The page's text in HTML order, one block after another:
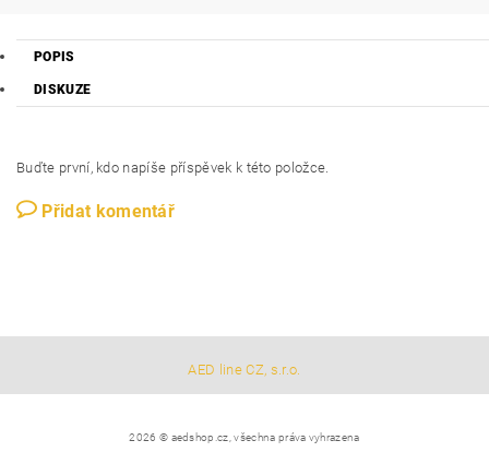
POPIS
DISKUZE
Buďte první, kdo napíše příspěvek k této položce.
Přidat komentář
AED line CZ, s.r.o.
2026 © aedshop.cz, všechna práva vyhrazena